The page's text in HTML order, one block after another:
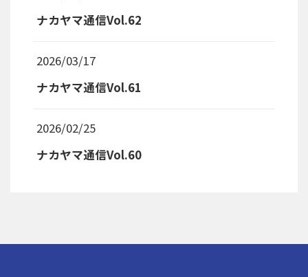
ナカヤマ通信Vol.62
2026/03/17
ナカヤマ通信Vol.61
2026/02/25
ナカヤマ通信Vol.60